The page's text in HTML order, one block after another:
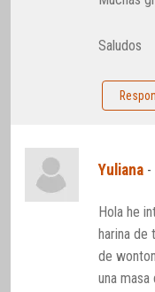
Saludos
Yuliana -
Hola he
harina
de
una